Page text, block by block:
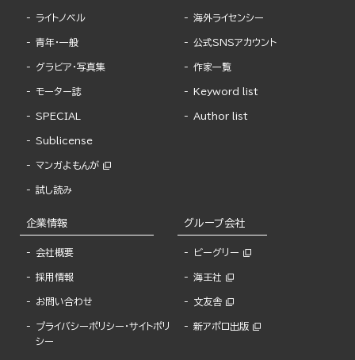
ライトノベル
青年・一般
グラビア・写真集
モーター誌
SPECIAL
Sublicense
マンガよもんが
試し読み
海外ライセンシー
公式SNSアカウント
作家一覧
Keyword list
Author list
企業情報
会社概要
採用情報
お問い合わせ
プライバシーポリシー・サイトポリ
シー
グループ会社
ビーグリー
海王社
文友舎
新アポロ出版